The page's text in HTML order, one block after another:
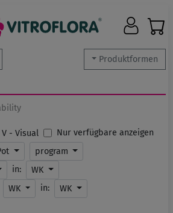
Produktformen
V - Visual
Nur verfügbare anzeigen
program
in:
WK
WK in: WK